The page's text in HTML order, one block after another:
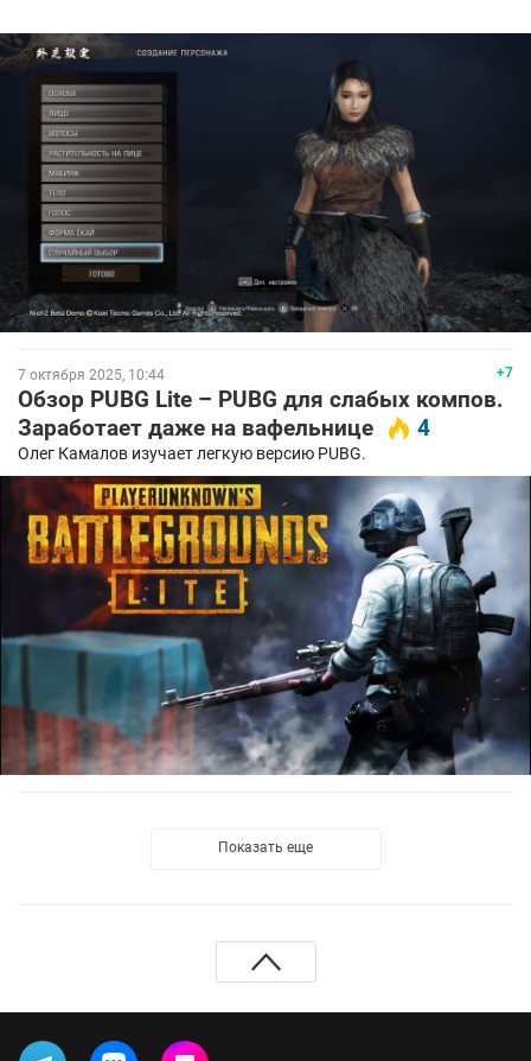
+7
7 октября 2025, 10:44
Обзор PUBG Lite – PUBG для слабых компов.
Заработает даже на вафельнице
4
Олег Камалов изучает легкую версию PUBG.
Показать еще